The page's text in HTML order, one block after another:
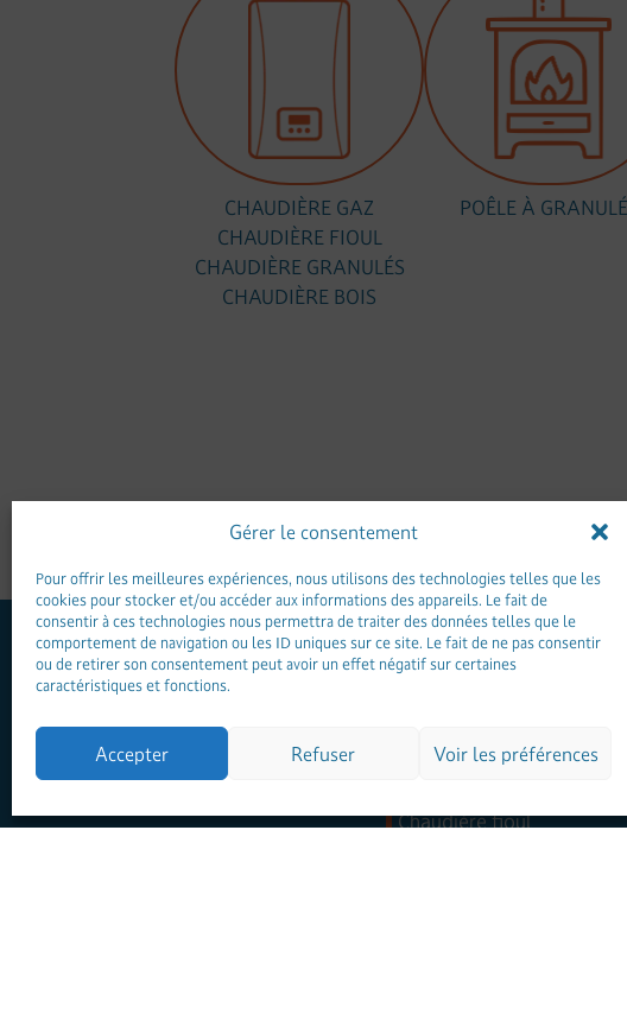
Gérer le consentement
Pour offrir les meilleures expériences, nous utilisons des technologies telles que les
cookies pour stocker et/ou accéder aux informations des appareils. Le fait de
consentir à ces technologies nous permettra de traiter des données telles que le
comportement de navigation ou les ID uniques sur ce site. Le fait de ne pas consentir
ou de retirer son consentement peut avoir un effet négatif sur certaines
caractéristiques et fonctions.
Accepter Refuser Voir les préférences
CHAUDIÈRE GAZ
CHAUDIÈRE FIOUL
CHAUDIÈRE GRANULÉS
CHAUDIÈRE BOIS
POÊLE À
Fontaine Chauffage,
Installer
Chaudière fioul